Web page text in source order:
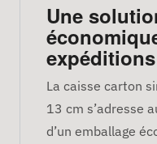
Une
La caisse carton
13 cm s’adresse
d’un emballage